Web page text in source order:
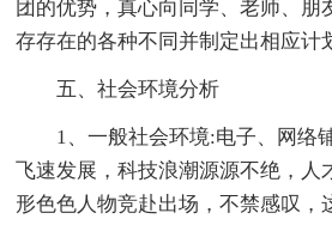
团的优势，真心向同学、老师、朋
存存在的各种不同并制定出相应计
五、社会环境分析
1、一般社会环境:电子、网络
飞速发展，科技浪潮源源不绝，人
形色色人物竞赴出场，不禁感叹，